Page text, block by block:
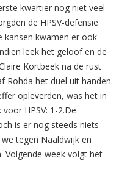
kwartier nog niet veel
de HPSV-defensie
kansen kwamen er ook
leek het geloof en de
Kortbeek na de rust
Rohda het duel uit handen.
opleverden, was het in
HPSV: 1-2.De
is er nog steeds niets
tegen Naaldwijk en
Volgende week volgt het